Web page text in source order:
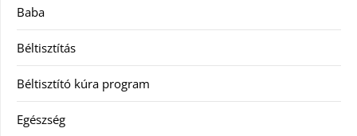
Baba
Béltisztítás
Béltisztító kúra program
Egészség